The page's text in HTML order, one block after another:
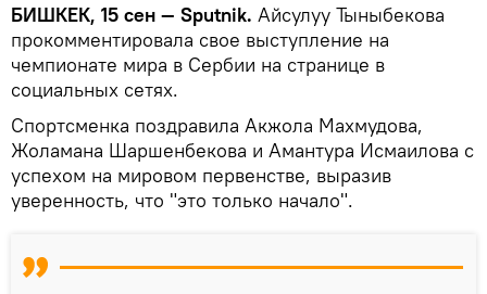
БИШКЕК, 15 сен — Sputnik. Айсулуу Тыныбекова
прокомментировала свое выступление на
чемпионате мира в Сербии на странице в
социальных сетях.
Спортсменка поздравила Акжола Махмудова,
Жоламана Шаршенбекова и Амантура Исмаилова с
успехом на мировом первенстве, выразив
уверенность, что "это только начало".